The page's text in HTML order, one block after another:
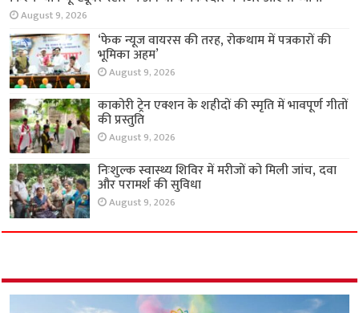
‘फेक न्यूज वायरस की तरह, रोकथाम में पत्रकारों की
भूमिका अहम’
August 9, 2026
काकोरी ट्रेन एक्शन के शहीदों की स्मृति में भावपूर्ण गीतों
की प्रस्तुति
निःशुल्क स्वास्थ्य शिविर में मरीजों को मिली जांच, दवा
और परामर्श की सुविधा